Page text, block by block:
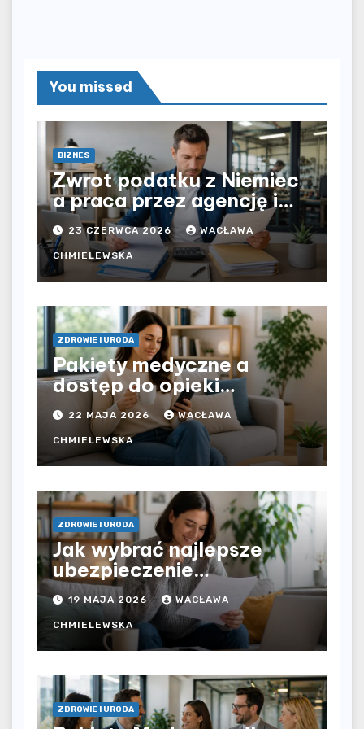
You missed
BIZNES
Zwrot podatku z Niemiec
a praca przez agencję i
bezpośrednio u
pracodawcy – jak
rozliczyć oba źródła
dochodu?
23 CZERWCA 2026 WACŁAWA
CHMIELEWSKA
ZDROWIE I URODA
Pakiety medyczne a
dostęp do opieki
zdrowotnej bez
ograniczeń czasowych –
czy prywatna opieka daje
większą swobodę?
22 MAJA 2026 WACŁAWA
CHMIELEWSKA
ZDROWIE I URODA
Jak wybrać najlepsze
ubezpieczenie
komunikacyjne i uniknąć
kosztownych błędów?
19 MAJA 2026 WACŁAWA
CHMIELEWSKA
ZDROWIE I URODA